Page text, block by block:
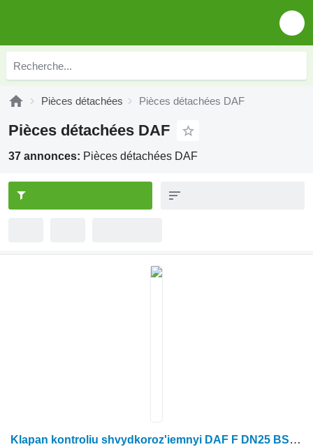
Pièces détachées Pièces détachées DAF
Pièces détachées DAF
37 annonces: Pièces détachées DAF
Klapan kontroliu shvydkoroz'iemnyi DAF F DN25 BSP 1